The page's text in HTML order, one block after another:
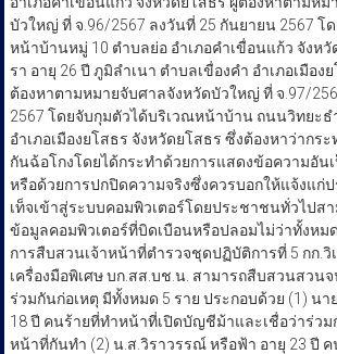
บัวใหญ่ ที่ จ.96/2567 ลงวันที่ 25 กันยายน 2567 โ
หน้าบ้านหมู่ 10 ตำบลย่อ อำเภอคำเขื่อนแก้ว จังหวั
รา อายุ 26 ปี ภูมิลำเนา ตำบลเขื่องคำ อำเภอเมือง
ต้องหาตามหมายจับศาลจังหวัดบัวใหญ่ ที่ จ.97/
2567 โดยจับกุมตัวได้บริเวณหน้าบ้าน ถนนวิทยะธ
อำเภอเมืองยโสธร จังหวัดยโสธร ซึ่งต้องหาว่ากร
กันฉ้อโกงโดยได้กระทำด้วยการแสดงข้อความอัน
หรือด้วยการปกปิดความจริงซึ่งควรบอกให้แจ้งแก่
เท็จเข้าสู่ระบบคอมพิวเตอร์โดยประชาชนทั่วไปสา
ข้อมูลคอมพิวเตอร์ที่บิดเบือนหรือปลอมไม่ว่าทั้งหม
การสืบสวนเจ้าหน้าที่ตำรวจชุดปฏิบัติการที่ 5 กก.วิ
เครื่องมือพิเศษ บก.สส.บช.น. สามารถสืบสวนสวน
ร่วมกันก่อเหตุ มีทั้งหมด 5 ราย ประกอบด้วย (1) น
18 ปี คนร้ายที่ทำหน้าที่เปิดบัญชีม้าและเชื่อว่าร่ว
หน้าที่กันทำ (2) น.ส.วิราวรรณ์ หรือฟ้า อายุ 23 ปี